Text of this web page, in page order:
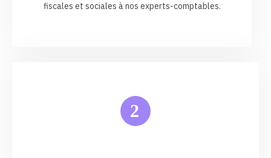
fiscales et sociales à nos experts-comptables.
2